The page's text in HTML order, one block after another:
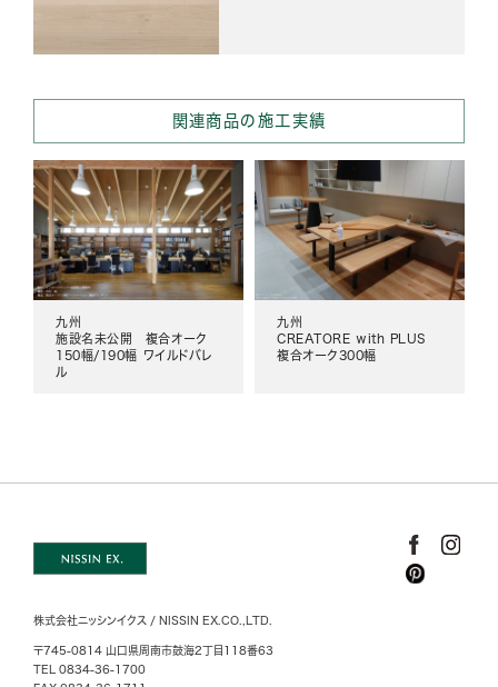
関連商品の施工実績
九州
施設名未公開 複合オーク
150幅/190幅 ワイルドバレ
ル
九州
CREATORE with PLUS
複合オーク300幅
株式会社ニッシンイクス / NISSIN EX.CO.,LTD.
〒745-0814 山口県周南市鼓海2丁目118番63
TEL 0834-36-1700